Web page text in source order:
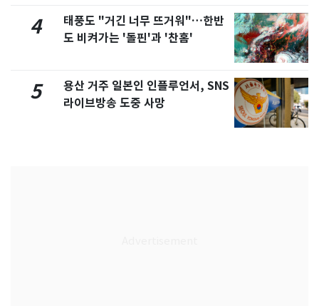
4
태풍도 "거긴 너무 뜨거워"…한반
도 비켜가는 '돌핀'과 '찬홈'
5
용산 거주 일본인 인플루언서, SNS
라이브방송 도중 사망